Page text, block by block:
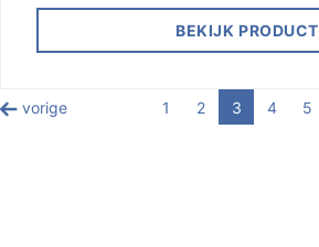
BEKIJK PRODUCT
vorige 1 2 3 4 5